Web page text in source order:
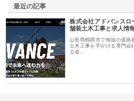
最近の記事
株式会社アドバンスロ
舗装土木工事と求人情
山形県鶴岡市で地域の道路
土木工事を手がける専門会
る道…